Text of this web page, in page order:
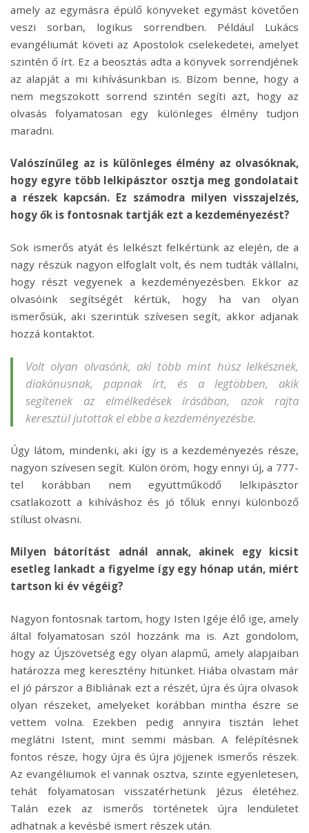
amely az egymásra épülő könyveket egymást követően
veszi sorban, logikus sorrendben. Például Lukács
evangéliumát követi az Apostolok cselekedetei, amelyet
szintén ő írt. Ez a beosztás adta a könyvek sorrendjének
az alapját a mi kihívásunkban is. Bízom benne, hogy a
nem megszokott sorrend szintén segíti azt, hogy az
olvasás folyamatosan egy különleges élmény tudjon
maradni.
Valószínűleg az is különleges élmény az olvasóknak,
hogy egyre több lelkipásztor osztja meg gondolatait
a részek kapcsán. Ez számodra milyen visszajelzés,
hogy ők is fontosnak tartják ezt a kezdeményezést?
Sok ismerős atyát és lelkészt felkértünk az elején, de a
nagy részük nagyon elfoglalt volt, és nem tudták vállalni,
hogy részt vegyenek a kezdeményezésben. Ekkor az
olvasóink segítségét kértük, hogy ha van olyan
ismerősük, aki szerintük szívesen segít, akkor adjanak
hozzá kontaktot.
Volt olyan olvasónk, aki több mint húsz lelkésznek,
diakónusnak, papnak írt, és a legtöbben, akik
segítenek az elmélkedések írásában, azok rajta
keresztül jutottak el ebbe a kezdeményezésbe.
Úgy látom, mindenki, aki így is a kezdeményezés része,
nagyon szívesen segít. Külön öröm, hogy ennyi új, a 777-
tel korábban nem együttműködő lelkipásztor
csatlakozott a kihíváshoz és jó tőlük ennyi különböző
stílust olvasni.
Milyen bátorítást adnál annak, akinek egy kicsit
esetleg lankadt a figyelme így egy hónap után, miért
tartson ki év végéig?
Nagyon fontosnak tartom, hogy Isten Igéje élő ige, amely
által folyamatosan szól hozzánk ma is. Azt gondolom,
hogy az Újszövetség egy olyan alapmű, amely alapjaiban
határozza meg keresztény hitünket. Hiába olvastam már
el jó párszor a Bibliának ezt a részét, újra és újra olvasok
olyan részeket, amelyeket korábban mintha észre se
vettem volna. Ezekben pedig annyira tisztán lehet
meglátni Istent, mint semmi másban. A felépítésnek
fontos része, hogy újra és újra jöjjenek ismerős részek.
Az evangéliumok el vannak osztva, szinte egyenletesen,
tehát folyamatosan visszatérhetünk Jézus életéhez.
Talán ezek az ismerős történetek újra lendületet
adhatnak a kevésbé ismert részek után.